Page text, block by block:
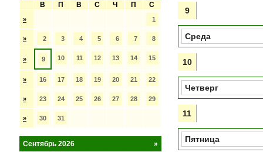
В
П В С Ч П С
» 1
» 2 3 4 5 6 7 8
» 9 10 11 12 13 14 15
» 16 17 18 19 20 21 22
» 23 24 25 26 27 28 29
» 30 31
»
Сентябрь 2026
9
Среда
10
Четверг
11
Пятница